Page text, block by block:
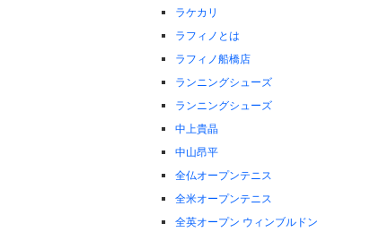
ラケカリ
ラフィノとは
ラフィノ船橋店
ランニングシューズ
ランニングシューズ
中上貴晶
中山昂平
全仏オープンテニス
全米オープンテニス
全英オープン ウィンブルドン